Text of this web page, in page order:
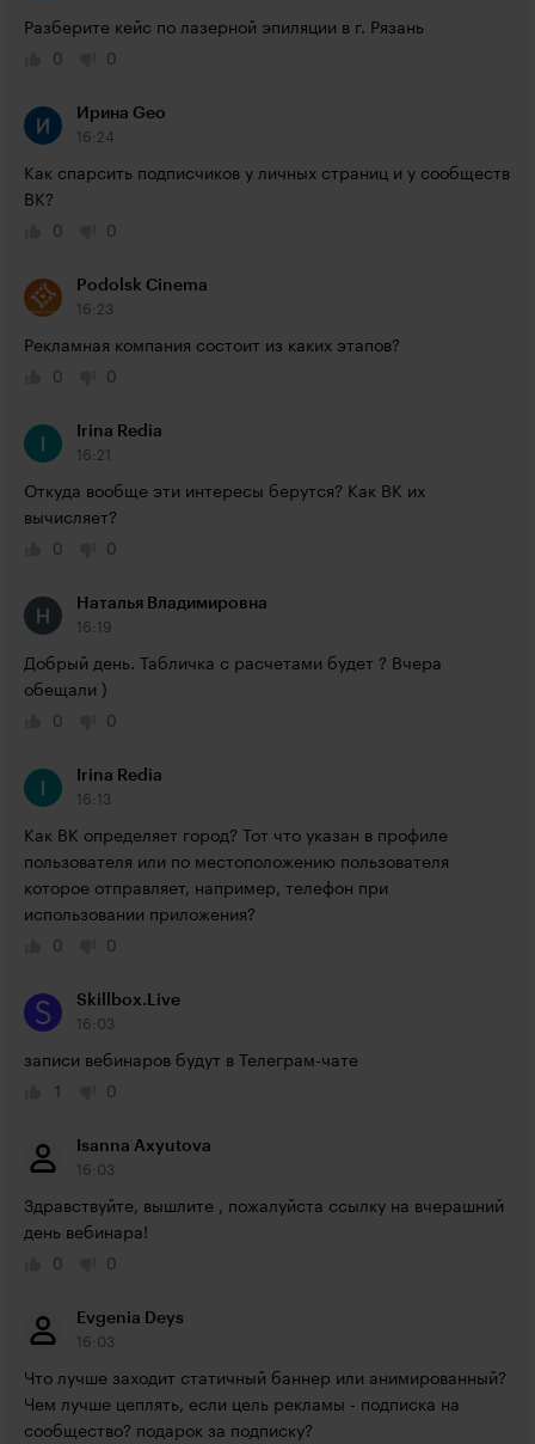
Разберите кейс по лазерной эпиляции в г. Рязань
0
0
Ирина Geo
16:24
Как спарсить подписчиков у личных страниц и у сообществ
ВК?
0
0
Podolsk Cinema
16:23
Рекламная компания состоит из каких этапов?
0
0
Irina Redia
16:21
Откуда вообще эти интересы берутся? Как ВК их
вычисляет?
0
0
Наталья Владимировна
16:19
Добрый день. Табличка с расчетами будет ? Вчера
обещали )
0
0
Irina Redia
16:13
Как ВК определяет город? Тот что указан в профиле
пользователя или по местоположению пользователя
которое отправляет, например, телефон при
использовании приложения?
0
0
Skillbox.Live
16:03
записи вебинаров будут в Телеграм-чате
1
0
Isanna Axyutova
16:03
Здравствуйте, вышлите , пожалуйста ссылку на вчерашний
день вебинара!
0
0
Evgenia Deys
16:03
Что лучше заходит статичный баннер или анимированный?
Чем лучше цеплять, если цель рекламы - подписка на
сообщество? подарок за подписку?